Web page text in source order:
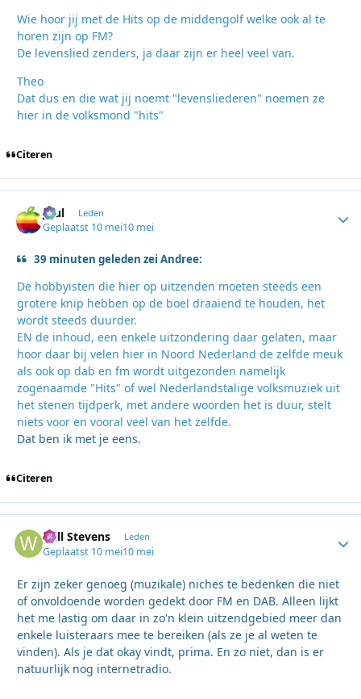
Wie hoor jij met de Hits op de middengolf welke ook al te
horen zijn op FM?
De levenslied zenders, ja daar zijn er heel veel van.
Theo
Dat dus en die wat jij noemt "levensliederen" noemen ze
hier in de volksmond "hits"
Citeren
Juul Leden
Geplaatst 10 mei10 mei
39 minuten geleden zei Andree:
De hobbyisten die hier op uitzenden moeten steeds een
grotere knip hebben op de boel draaiend te houden, het
wordt steeds duurder.
EN de inhoud, een enkele uitzondering daar gelaten, maar
hoor daar bij velen hier in Noord Nederland de zelfde meuk
als ook op dab en fm wordt uitgezonden namelijk
zogenaamde "Hits" of wel Nederlandstalige volksmuziek uit
het stenen tijdperk, met andere woorden het is duur, stelt
niets voor en vooral veel van het zelfde.
Dat ben ik met je eens.
Citeren
Will Stevens Leden
Geplaatst 10 mei10 mei
Er zijn zeker genoeg (muzikale) niches te bedenken die niet
of onvoldoende worden gedekt door FM en DAB. Alleen lijkt
het me lastig om daar in zo'n klein uitzendgebied meer dan
enkele luisteraars mee te bereiken (als ze je al weten te
vinden). Als je dat okay vindt, prima. En zo niet, dan is er
natuurlijk nog internetradio.